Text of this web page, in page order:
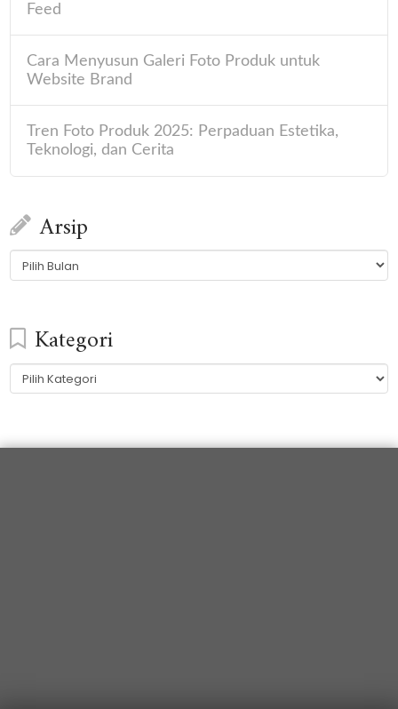
Feed
Cara Menyusun Galeri Foto Produk untuk
Website Brand
Tren Foto Produk 2025: Perpaduan Estetika,
Teknologi, dan Cerita
Arsip
Arsip
Kategori
Kategori